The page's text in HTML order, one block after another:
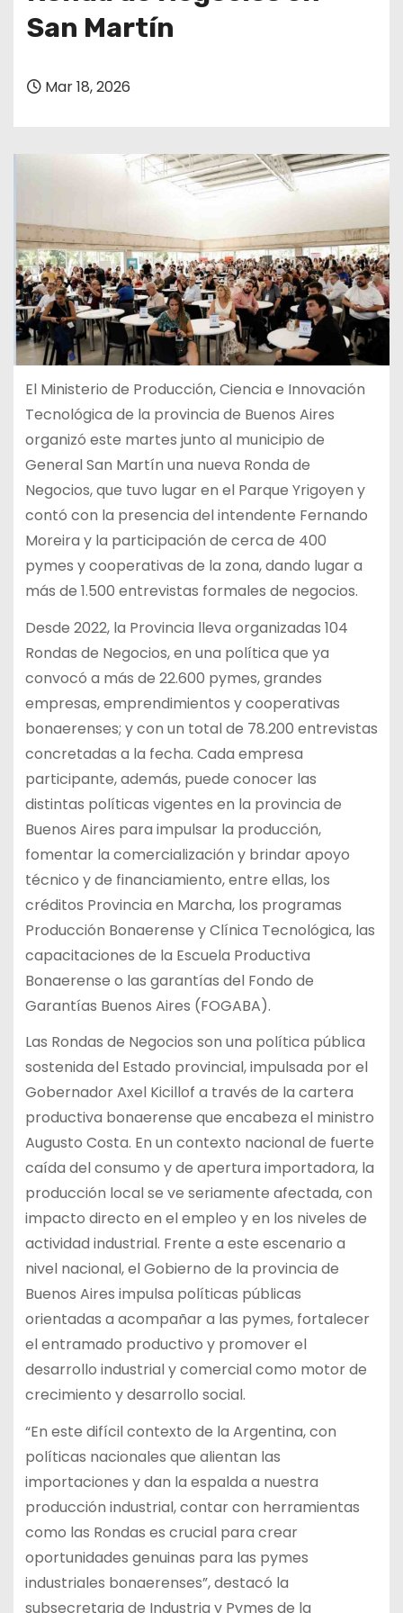
San Martín
Mar 18, 2026
El Ministerio de Producción, Ciencia e Innovación
Tecnológica de la provincia de Buenos Aires
organizó este martes junto al municipio de
General San Martín una nueva Ronda de
Negocios, que tuvo lugar en el Parque Yrigoyen y
contó con la presencia del intendente Fernando
Moreira y la participación de cerca de 400
pymes y cooperativas de la zona, dando lugar a
más de 1.500 entrevistas formales de negocios.
Desde 2022, la Provincia lleva organizadas 104
Rondas de Negocios, en una política que ya
convocó a más de 22.600 pymes, grandes
empresas, emprendimientos y cooperativas
bonaerenses; y con un total de 78.200 entrevistas
concretadas a la fecha. Cada empresa
participante, además, puede conocer las
distintas políticas vigentes en la provincia de
Buenos Aires para impulsar la producción,
fomentar la comercialización y brindar apoyo
técnico y de financiamiento, entre ellas, los
créditos Provincia en Marcha, los programas
Producción Bonaerense y Clínica Tecnológica, las
capacitaciones de la Escuela Productiva
Bonaerense o las garantías del Fondo de
Garantías Buenos Aires (FOGABA).
Las Rondas de Negocios son una política pública
sostenida del Estado provincial, impulsada por el
Gobernador Axel Kicillof a través de la cartera
productiva bonaerense que encabeza el ministro
Augusto Costa. En un contexto nacional de fuerte
caída del consumo y de apertura importadora, la
producción local se ve seriamente afectada, con
impacto directo en el empleo y en los niveles de
actividad industrial. Frente a este escenario a
nivel nacional, el Gobierno de la provincia de
Buenos Aires impulsa políticas públicas
orientadas a acompañar a las pymes, fortalecer
el entramado productivo y promover el
desarrollo industrial y comercial como motor de
crecimiento y desarrollo social.
“En este difícil contexto de la Argentina, con
políticas nacionales que alientan las
importaciones y dan la espalda a nuestra
producción industrial, contar con herramientas
como las Rondas es crucial para crear
oportunidades genuinas para las pymes
industriales bonaerenses”, destacó la
subsecretaria de Industria y Pymes de la